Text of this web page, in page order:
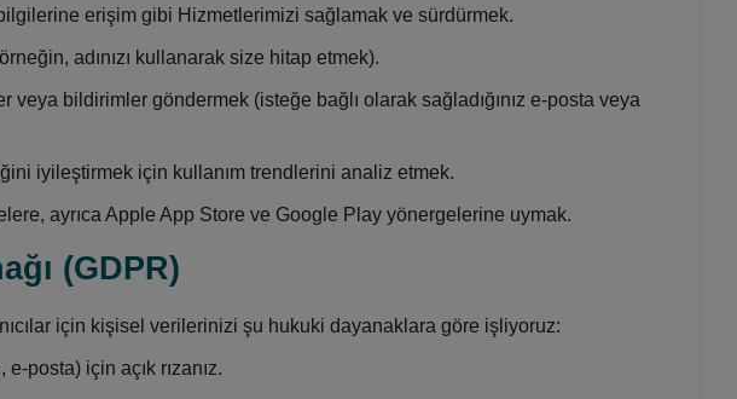
erişim gibi Hizmetlerimizi sağlamak ve sürdürmek.
adınızı kullanarak size hitap etmek).
veya bildirimler göndermek (isteğe bağlı olarak sağladığınız e-posta veya
iyileştirmek için kullanım trendlerini analiz etmek.
ayrıca Apple App Store ve Google Play yönergelerine uymak.
(GDPR)
için kişisel verilerinizi şu hukuki dayanaklara göre işliyoruz:
posta) için açık rızanız.